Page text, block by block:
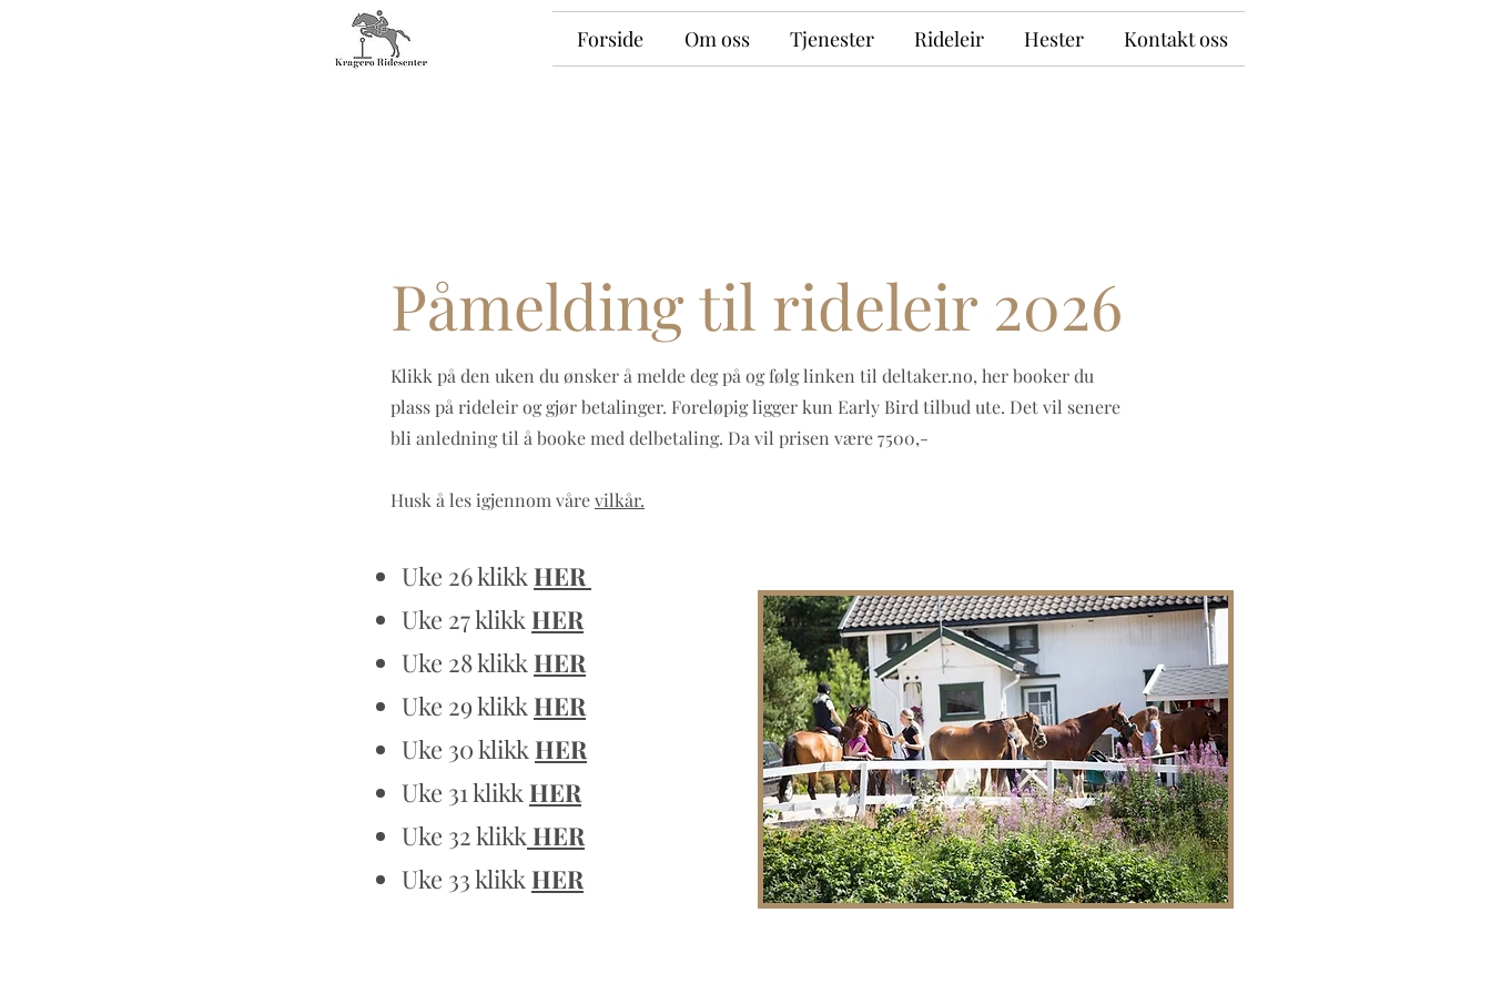
Forside Om oss Tjenester Rideleir Hester Kontakt oss
Klikk på den uken du ønsker å melde deg på og følg linken til deltaker.no, her booker du
plass på rideleir og gjør betalinger. Foreløpig ligger kun Early Bird tilbud ute. Det vil senere
bli anledning til å booke med delbetaling. Da vil prisen være 7500,-
Husk å les igjennom vårevilkår.
Uke 26 klikk HER
Uke 27 klikk HER
Uke 28 klikk HER
Uke 29 klikk HER
Uke 30 klikk HER
Uke 31 klikk HER
Uke 32 klikk HER
Uke 33 klikk HER
Påmelding til rideleir 2026